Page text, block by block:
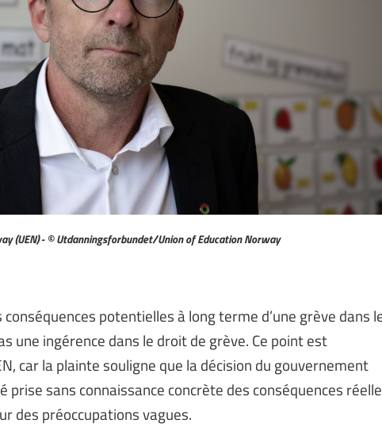
(UEN) - © Utdanningsforbundet/Union of Education Norway
potentielles à long terme d’une grève dans
une ingérence dans le droit de grève. Ce point est
car la plainte souligne que la décision du gouvernement
prise sans connaissance concrète des conséquences
des préoccupations vagues.